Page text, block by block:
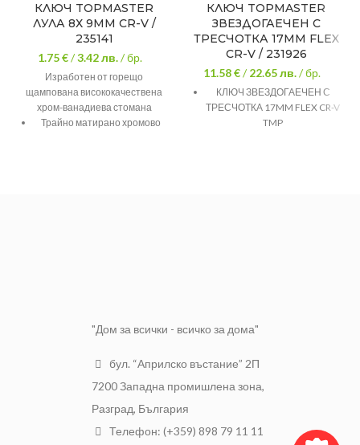
КЛЮЧ TOPMASTER
ЛУЛА 8Х 9MM CR-V /
235141
1.75 €/3.42лв./ бр.
Изработен от горещо
щампована висококачествена
хром-ванадиева стомана
Трайно матирано хромово
КЛЮЧ TOPMASTER
ЗВЕЗДОГАЕЧЕН С
ТРЕСЧОТКА 17MM FLEX
CR-V / 231926
11.58 €/22.65лв./ бр.
КЛЮЧ ЗВЕЗДОГАЕЧЕН С
ТРЕСЧОТКА 17MM FLEX CR-V
TMP
"Дом за всички - всичко за дома"
бул. “Априлско въстание” 2П
7200 Западна промишлена зона,
Разград, България
Телефон: (+359) 898 79 11 11